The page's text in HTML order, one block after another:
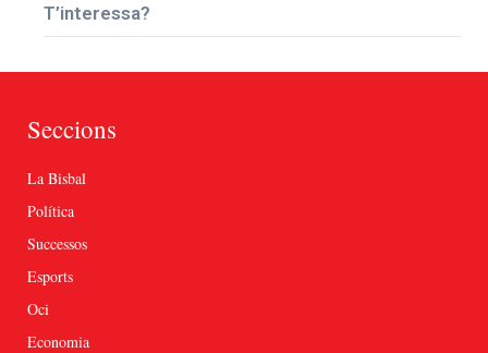
T’interessa?
Seccions
La Bisbal
Política
Successos
Esports
Oci
Economia